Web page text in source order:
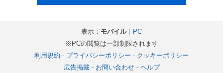
表示： モバイル｜ PC
※PCの閲覧は一部制限されます
利用規約 - プライバシーポリシー - クッキーポリシー
広告掲載- お問い合わせ- ヘルプ